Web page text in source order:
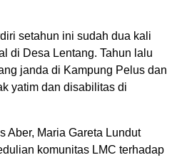
setahun ini sudah dua kali
di Desa Lentang. Tahun lalu
janda di Kampung Pelus dan
yatim dan disabilitas di
Aber, Maria Gareta Lundut
komunitas LMC terhadap